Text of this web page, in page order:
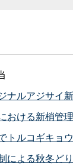
ナルアジサイ
おける新梢管
トルコギキョ
による秋冬ど